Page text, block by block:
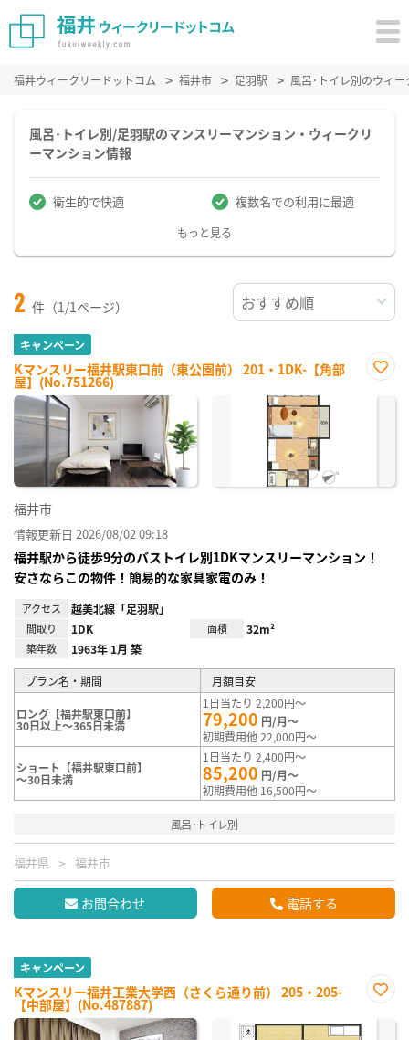
福井ウィークリードットコム 福井市 足羽駅 風呂･トイレ別のウィ
風呂･トイレ別/足羽駅のマンスリーマンション・ウィークリ
ーマンション情報
衛生的で快適 複数名での利用に最適
もっと見る
2 件（1/1ページ）
キャンペーン
Kマンスリー福井駅東口前（東公園前） 201・1DK-【角部
屋】(No.751266)
に入
福井市
情報更新日 2026/08/02 09:18
福井駅から徒歩9分のバストイレ別1DKマンスリーマンション！
安さならこの物件！簡易的な家具家電のみ！
アクセス 越美北線「足羽駅」
間取り 1DK 面積 32m²
築年数 1963年 1月 築
プラン名・期間 月額目安
ロング【福井駅東口前】
30日以上～365日未満
1日当たり 2,200円～
79,200 円/月～
初期費用他 22,000円～
ショート【福井駅東口前】
～30日未満
1日当たり 2,400円～
85,200 円/月～
初期費用他 16,500円～
風呂･トイレ別
福井県 福井市
お問合わせ 電話する
キャンペーン
Kマンスリー福井工業大学西（さくら通り前） 205・205-
【中部屋】(No.487887)
に入